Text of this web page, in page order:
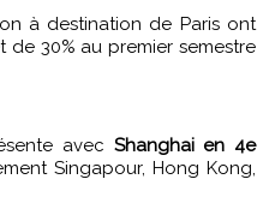
à destination de Paris ont
de 30% au premier semestre
avec Shanghai en 4e
Singapour, Hong Kong,